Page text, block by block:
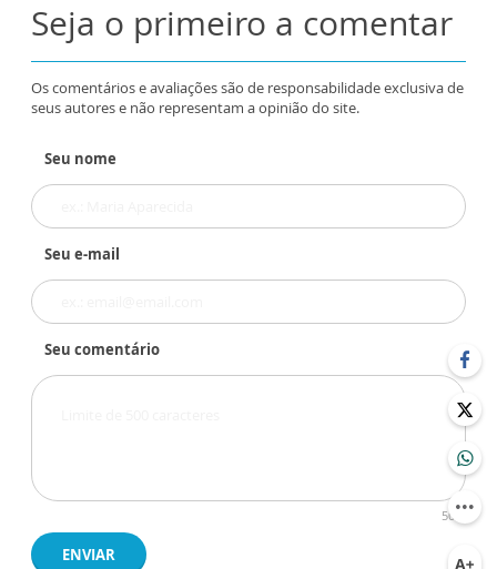
Seja o primeiro a comentar
Os comentários e avaliações são de responsabilidade exclusiva de
seus autores e não representam a opinião do site.
Seu nome
Seu e-mail
Seu comentário
500
ENVIAR